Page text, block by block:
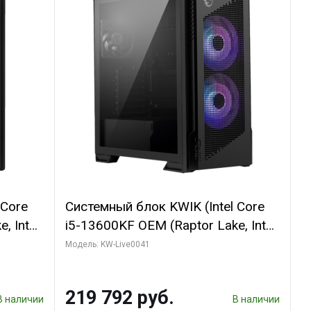
Intel
наличии
Системный блок KWIK (Intel Core
i5-13600KF OEM (Raptor Lake, Intel
7, C14 8EC/6PC/ 16 ГБ ОЗУ (2
256bit 3xDP HD/ 512 ГБ SSD)
Модель: KW-Live0041
219 792 руб. В наличии